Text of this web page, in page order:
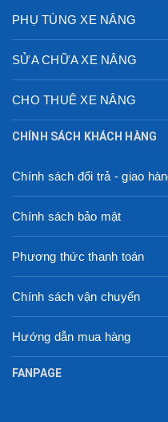
PHỤ TÙNG XE NÂNG
SỬA CHỮA XE NÂNG
CHO THUÊ XE NÂNG
CHÍNH SÁCH KHÁCH HÀNG
Chính sách đổi trả - giao
Chính sách bảo mật
Phương thức thanh toán
Chính sách vận chuyển
Hướng dẫn mua hàng
FANPAGE